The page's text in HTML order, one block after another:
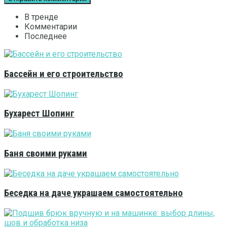
В тренде
Комментарии
Последнее
Бассейн и его строительство
Бухарест Шопинг
Баня своими руками
Беседка на даче украшаем самостоятельно